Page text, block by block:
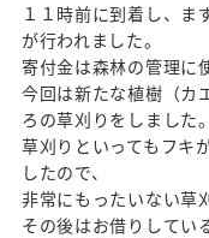
１１時前に到着し、ま
が行われました。
寄付金は森林の管理に
今回は新たな植樹（カ
ろの草刈りをしました。
草刈りといってもフキ
したので、
非常にもったいない草
その後はお借りしてい